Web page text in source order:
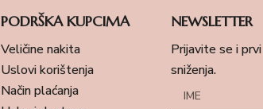
PODRŠKA KUPCIMA
Veličine nakita
Uslovi korištenja
Način plaćanja
NEWSLETTER
Prijavite se i
sniženja.